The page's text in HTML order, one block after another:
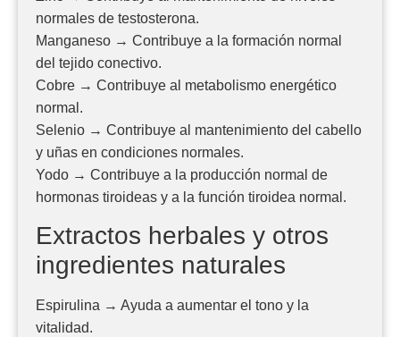
normales de testosterona.
Manganeso → Contribuye a la formación normal
del tejido conectivo.
Cobre → Contribuye al metabolismo energético
normal.
Selenio → Contribuye al mantenimiento del cabello
y uñas en condiciones normales.
Yodo → Contribuye a la producción normal de
hormonas tiroideas y a la función tiroidea normal.
Extractos herbales y otros
ingredientes naturales
Espirulina → Ayuda a aumentar el tono y la
vitalidad.